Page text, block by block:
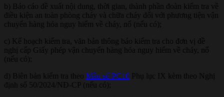
b) Báo cáo đề xuất nội dung, thời gian, thành phần đoàn kiểm tra về
điều kiện an toàn phòng cháy và chữa cháy đối với phương tiện vận
chuyển hàng hóa nguy hiểm về cháy, nổ (nếu có);
c) Kế hoạch kiểm tra, văn bản thông báo kiểm tra cho đơn vị đề
nghị cấp Giấy phép vận chuyển hàng hóa nguy hiểm về cháy, nổ
(nếu có);
d) Biên bản kiểm tra theo Mẫu số PC10 Phụ lục IX kèm theo Nghị
định số 50/2024/NĐ-CP (nếu có);